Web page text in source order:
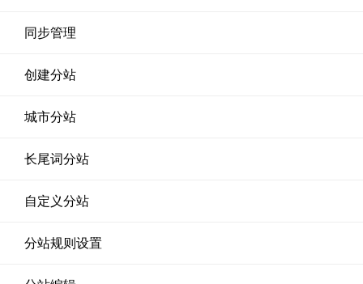
同步管理
创建分站
城市分站
长尾词分站
自定义分站
分站规则设置